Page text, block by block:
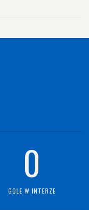
0
GOLE W INTERZE